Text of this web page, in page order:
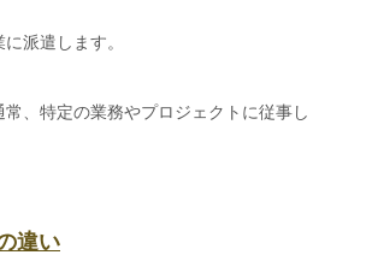
派遣します。
、特定の業務やプロジェクトに従事し
違い